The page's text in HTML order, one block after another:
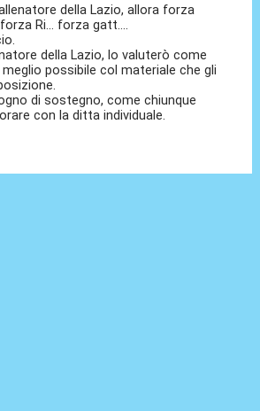
della Lazio, allora forza
Ri... forza gatt....
della Lazio, lo valuterò come
possibile col materiale che gli
di sostegno, come chiunque
con la ditta individuale.